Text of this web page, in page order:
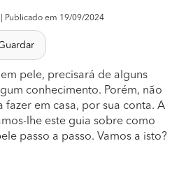
| Publicado em 19/09/2024
pele, precisará de alguns
conhecimento. Porém, não
fazer em casa, por sua conta. A
lhe este guia sobre como
passo a passo. Vamos a isto?